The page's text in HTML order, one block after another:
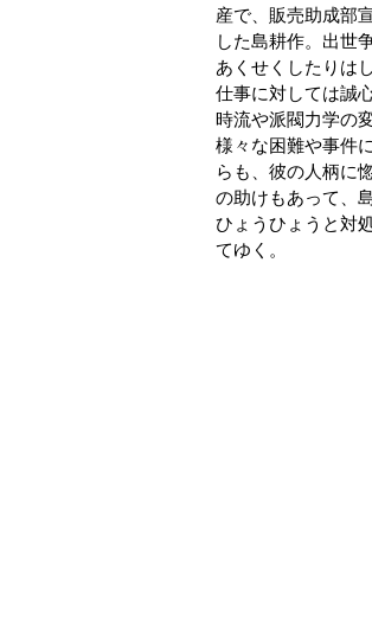
産で、販売助成部
した島耕作。出世
あくせくしたりは
仕事に対しては誠
時流や派閥力学の
様々な困難や事件
らも、彼の人柄に
の助けもあって、
ひょうひょうと対
てゆく。